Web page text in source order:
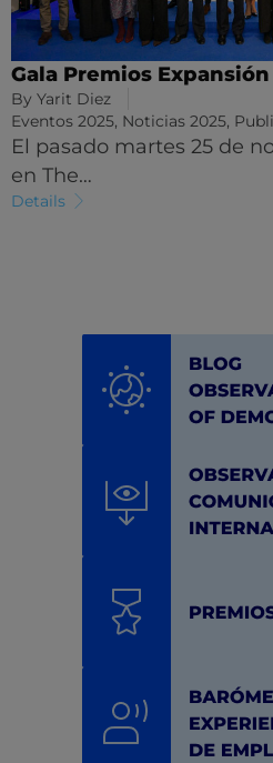
Gala Premios Expansión
By Yarit Diez
Eventos 2025, Noticias 2025,
El pasado martes 25 de
en The…
Details